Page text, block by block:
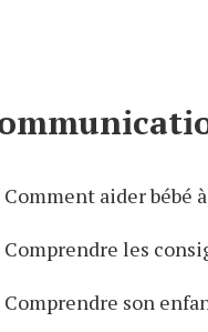
Comment aider bébé
Comprendre les
Comprendre son